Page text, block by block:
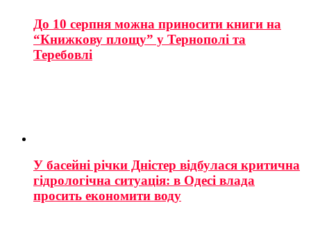
До 10 серпня можна приносити книги на
“Книжкову площу” у Тернополі та
Теребовлі
У басейні річки Дністер відбулася критична
гідрологічна ситуація: в Одесі влада
просить економити воду